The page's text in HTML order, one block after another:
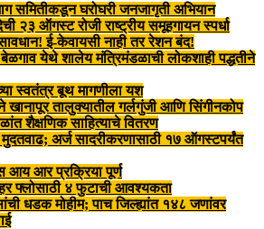
समितीकडून घरोघरी जनजागृती अभियान
२३ ऑगस्ट रोजी राष्ट्रीय समूहगायन स्पर्धा
ई-केवायसी नाही तर रेशन बंद!
बेळगाव येथे शालेय मंत्रिमंडळाची लोकशाही पद्धतीने
स्वतंत्र बूथ मागणीला यश
खानापूर तालुक्यातील गर्लगुंजी आणि सिंगीनकोप
शैक्षणिक साहित्याचे वितरण
अर्ज सादरीकरणासाठी १७ ऑगस्टपर्यंत
आय आर प्रक्रिया पूर्ण
फ्लोसाठी ४ फुटाची आवश्यकता
धडक मोहीम; पाच जिल्ह्यांत १४८ जणांवर